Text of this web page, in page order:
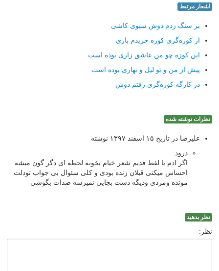
اشعار مرتبط
بر سنگ زدم دوش سبوی کاشی
از کوزه‌گری کوزه خریدم باری
این کوزه چو من عاشق زاری بوده است
پیش از من و تو لیل و نهاری بوده است
در کارگه کوزه‌گری رفتم دوش
نظرات نوشته شده
علیرضا در تاریخ ۱۵ اسفند ۱۳۹۷ نوشته
درود
اگر ادم با لفظ قدیم شعر خیام بخونه لحظه ای دگر گون میشه
احساس میکنی قبلان زنده بودی و کلی سئوال بی جواب تودلت
مونده ومردی ودیگه دست بجایی نمیرسه صدات بگوشی
نظر بدهید
نظر: